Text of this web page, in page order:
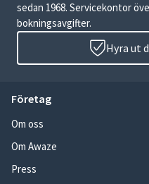
sedan 1968. Servicekontor
bokningsavgifter.
Hyra ut
Företag
Om oss
Om Awaze
Press